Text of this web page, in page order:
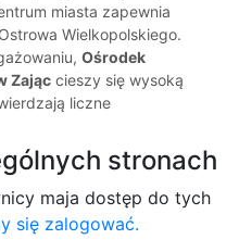
miasta zapewnia
Wielkopolskiego.
Ośrodek
Zając cieszy się wysoką
liczne
stronach
maja dostęp do tych
się zalogować.